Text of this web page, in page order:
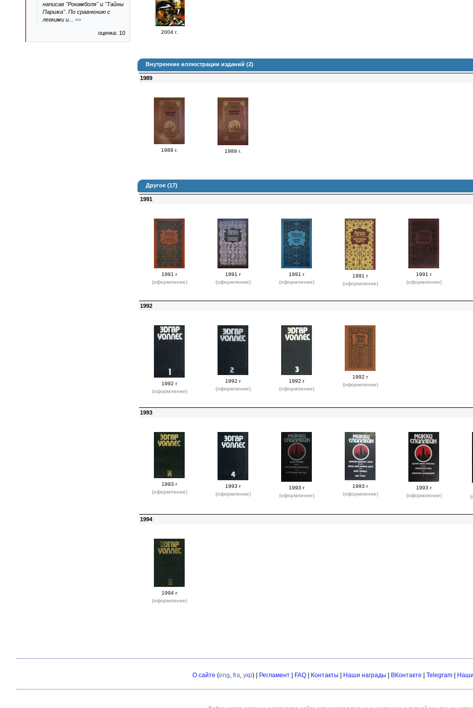
2004 г.
Внутренние иллюстрации изданий (2)
1989
1989 г. 1989 г.
Другое (17)
1991
1991 г
(оформление)
1991 г
(оформление)
1991 г
(оформление)
1991 г
(оформление)
1991 г
(оформление)
1992
1992 г
(оформление)
1992 г
(оформление)
1992 г
(оформление)
1992 г
(оформление)
1993
1993 г
(оформление)
1993 г
(оформление)
1993 г
(оформление)
1993 г
(оформление)
1993 г
(оформление)
1994
1994 г
(оформление)
написав "Рокамболя" и "Тайны
Парижа". По сравнению с
легкими и
>>
оценка: 10
О сайте (eng, fra, укр) | Регламент FAQ Контакты Наши награды ВКонтакте Telegram